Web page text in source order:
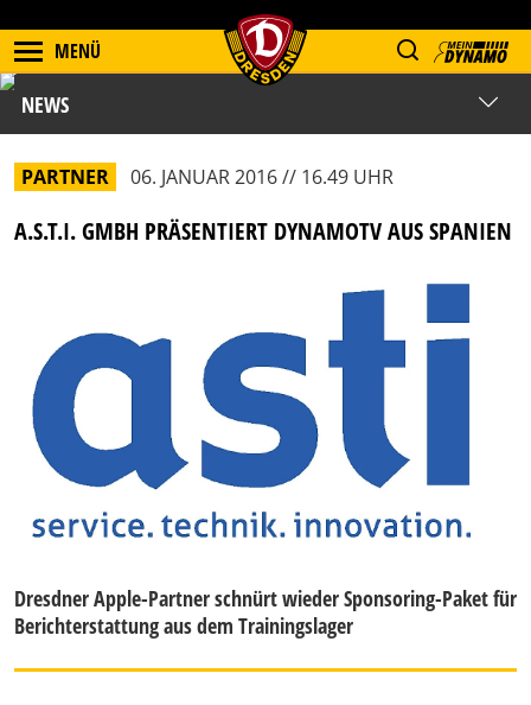
MENÜ
NEWS
PARTNER 06. JANUAR 2016 // 16.49 UHR
A.S.T.I. GMBH PRÄSENTIERT DYNAMOTV AUS SPANIEN
Dresdner Apple-Partner schnürt wieder Sponsoring-Paket für
Berichterstattung aus dem Trainingslager